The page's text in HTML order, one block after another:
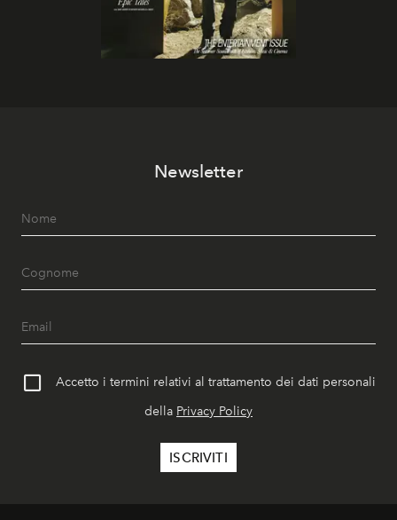
Newsletter
Accetto i termini relativi al trattamento dei dati personali
della Privacy Policy